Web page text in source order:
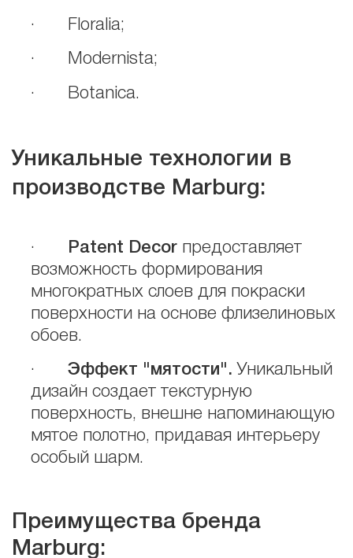
· Floralia;
· Modernista;
· Botanica.
Уникальные технологии в
производстве Marburg:
· Patent Decor предоставляет
возможность формирования
многократных слоев для покраски
поверхности на основе флизелиновых
обоев.
· Эффект "мятости". Уникальный
дизайн создает текстурную
поверхность, внешне напоминающую
мятое полотно, придавая интерьеру
особый шарм.
Преимущества бренда
Marburg: